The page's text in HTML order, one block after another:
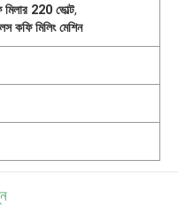
মিলার 220 ভোল্ট,
কফি মিলিং মেশিন